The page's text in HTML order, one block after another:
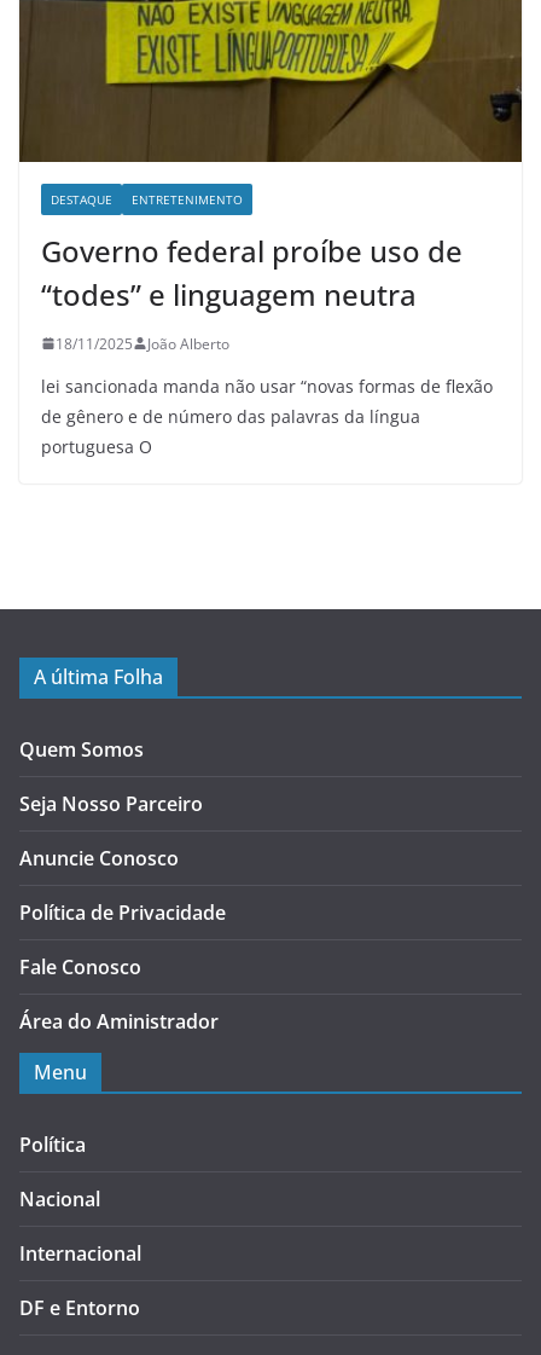
DESTAQUE ENTRETENIMENTO
Governo federal proíbe uso de
“todes” e linguagem neutra
18/11/2025 João Alberto
lei sancionada manda não usar “novas formas de flexão
de gênero e de número das palavras da língua
portuguesa O
A última Folha
Quem Somos
Seja Nosso Parceiro
Anuncie Conosco
Política de Privacidade
Fale Conosco
Área do Aministrador
Menu
Política
Nacional
Internacional
DF e Entorno